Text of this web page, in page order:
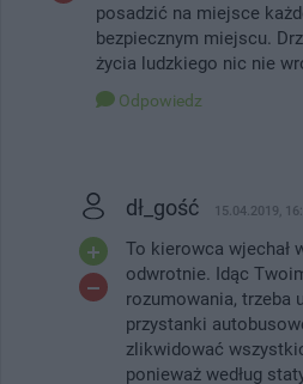
posadzić na miejsce
bezpiecznym miejscu.
życia ludzkiego nic nie
Odpowiedz
dł_gość 15.04.2019,
To kierowca wjechał
odwrotnie. Idąc
rozumowania, trzeba
przystanki
zlikwidować
ponieważ według